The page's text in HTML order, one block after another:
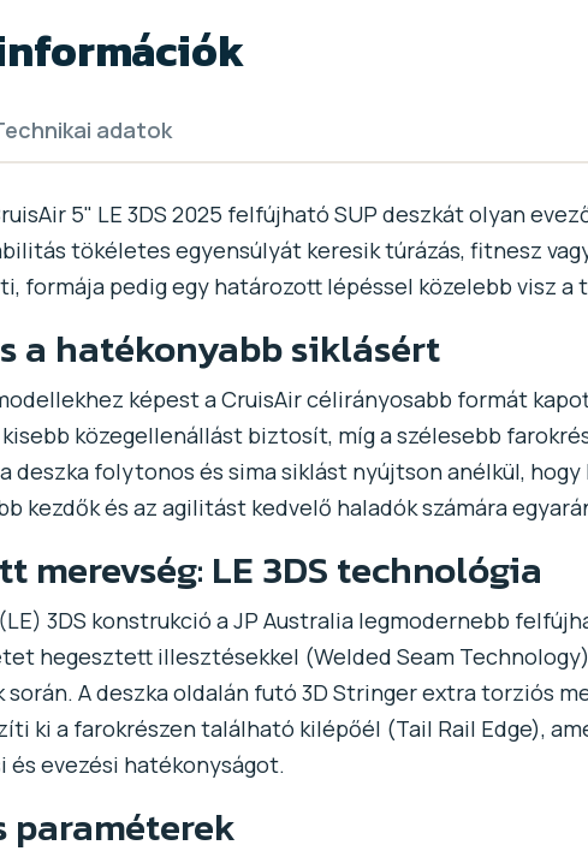
adatok
5" LE 3DS 2025 felfújható SUP deszkát olyan
tökéletes egyensúlyát keresik túrázás, fitnesz
formája pedig egy határozott lépéssel közelebb visz a
a hatékonyabb siklásért
képest a CruisAir célirányosabb formát
közegellenállást biztosít, míg a szélesebb
deszka folytonos és sima siklást nyújtson anélkül,
kezdők és az agilitást kedvelő haladók számára
merevség: LE 3DS technológia
3DS konstrukció a JP Australia legmodernebb
hegesztett illesztésekkel (Welded Seam
során. A deszka oldalán futó 3D Stringer extra torziós
ki a farokrészen található kilépőél (Tail Rail Edge),
és evezési hatékonyságot.
paraméterek